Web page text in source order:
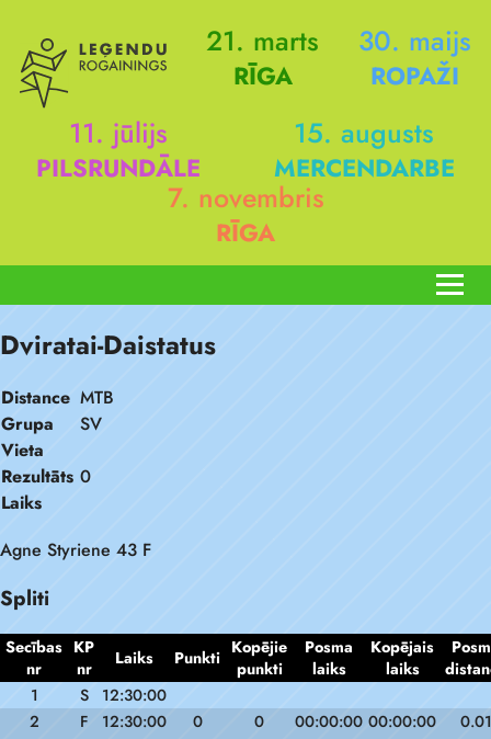
21. marts
RĪGA
30. maijs
ROPAŽI
11. jūlijs
PILSRUNDĀLE
15. augusts
MERCENDARBE
7. novembris
RĪGA
Dviratai-Daistatus
Distance MTB
Grupa
SV
Vieta
Rezultāts 0
Laiks
Agne Styriene 43 F
Spliti
Secības
nr
KP
nr
Laiks Punkti Kopējie
punkti
Posma
laiks
Kopējais
laiks
1
S
12:30:00
2
F 12:30:00 0 0 00:00:00 00:00:00 0.01